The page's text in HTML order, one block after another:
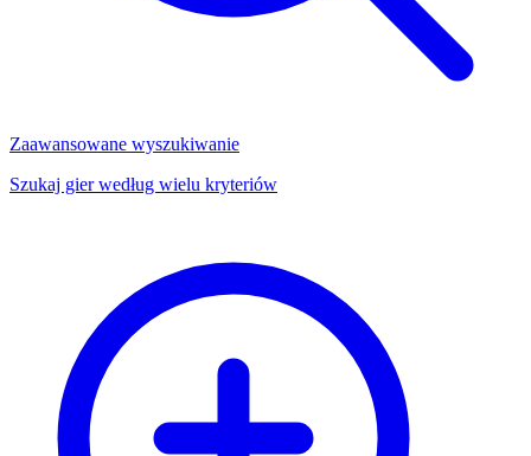
Zaawansowane wyszukiwanie
Szukaj gier według wielu kryteriów